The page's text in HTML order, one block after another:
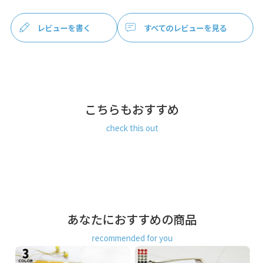
表紙入れ：高さ16cm、幅7.3cm
＜重さ＞ 105g
＜袋＞ 表地：8号帆布（綿100％）、裏地：綿 100％
※裏地の色は全て共通
クレジットカード決済、Amazon Pay、PayPay、楽天ペイを
ご選択の場合、システムの都合上、商品発送前にご請求させ
て頂く場合がございます。何卒ご了承下さいますようお願い
申し上げます。
規約に基づき返品、キャンセルもお受付でき
レビューを書く すべてのレビューを見る
こちらもおすすめ
check this out
あなたにおすすめの商品
recommended for you